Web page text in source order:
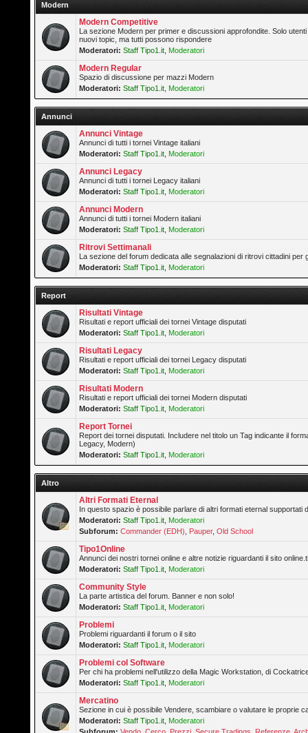
Modern
Modern Competitive
La sezione Modern per primer e discussioni approfondite. Solo
nuovi topic, ma tutti possono rispondere
Moderatori: Staff Tipo1.it Moderatori
Modern Regular
Spazio di discussione per mazzi Modern
Moderatori: Staff Tipo1.it Moderatori
Annunci
Annunci Vintage
Annunci di tutti i tornei Vintage italiani
Moderatori: Staff Tipo1.it Moderatori
Annunci Legacy
Annunci di tutti i tornei Legacy italiani
Moderatori: Staff Tipo1.it Moderatori
Annunci Modern
Annunci di tutti i tornei Modern italiani
Moderatori: Staff Tipo1.it Moderatori
Ritrovi Settimanali
La sezione del forum dedicata alle segnalazioni di ritrovi cittadini per
Moderatori: Staff Tipo1.it Moderatori
Report
Risultati Vintage
Risultati e report ufficiali dei tornei Vintage disputati
Moderatori: Staff Tipo1.it Moderatori
Risultati Legacy
Risultati e report ufficiali dei tornei Legacy disputati
Moderatori: Staff Tipo1.it Moderatori
Risultati Modern
Risultati e report ufficiali dei tornei Modern disputati
Moderatori: Staff Tipo1.it Moderatori
Report Tornei
Report dei tornei disputati. Includere nel titolo un Tag indicante il
Legacy, Modern)
Moderatori: Staff Tipo1.it Moderatori
Altro
Altri Formati Eternal
In questo spazio è possibile parlare di altri formati eternal supportati
Moderatori: Staff Tipo1.it Moderatori
Subforum:Commander (EDH) Pauper,Old School
Tipo1Online
Annunci dei nostri tornei online e altre notizie riguardanti il sito
Moderatori: Staff Tipo1.it Moderatori
Community Style
La parte artistica del forum. Banner e non solo!
Moderatori: Staff Tipo1.it Moderatori
Problemi
Problemi riguardanti il forum o il sito
Moderatori: Staff Tipo1.it Moderatori
Problemi col Software
Per chi ha problemi nell'utilizzo della Magic Workstation, di
Moderatori: Staff Tipo1.it Moderatori
Mercatino
Sezione in cui è possibile Vendere, scambiare o valutare le proprie
Moderatori: Staff Tipo1.it Moderatori